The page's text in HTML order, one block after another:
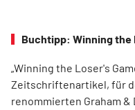
Buchtipp: Winning the
„Winning the Loser's
Zeitschriftenartikel, für
renommierten Graham &